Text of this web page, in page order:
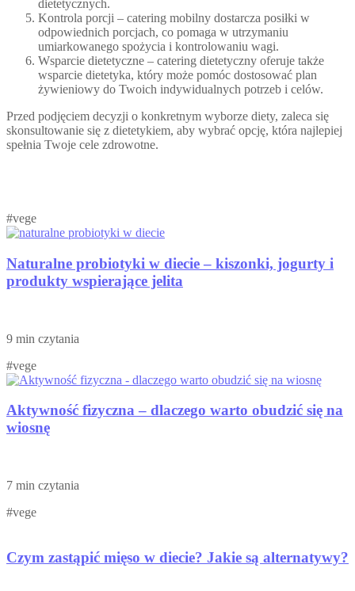
dietetycznych.
Kontrola porcji – catering mobilny dostarcza posiłki w
odpowiednich porcjach, co pomaga w utrzymaniu
umiarkowanego spożycia i kontrolowaniu wagi.
Wsparcie dietetyczne – catering dietetyczny oferuje także
wsparcie dietetyka, który może pomóc dostosować plan
żywieniowy do Twoich indywidualnych potrzeb i celów.
Przed podjęciem decyzji o konkretnym wyborze diety, zaleca się
skonsultowanie się z dietetykiem, aby wybrać opcję, która najlepiej
spełnia Twoje cele zdrowotne.
#vege
Naturalne probiotyki w diecie – kiszonki, jogurty i
produkty wspierające jelita
9 min czytania
#vege
Aktywność fizyczna – dlaczego warto obudzić się na
wiosnę
7 min czytania
#vege
Czym zastąpić mięso w diecie? Jakie są alternatywy?